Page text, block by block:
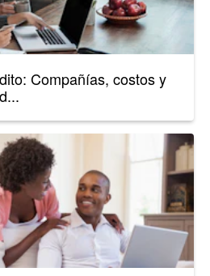
Compañías, costos y